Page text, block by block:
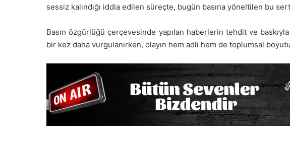
sessiz kalındığı iddia edilen süreçte, bugün basına yöneltilen bu
Basın özgürlüğü çerçevesinde yapılan haberlerin tehdit ve
bir kez daha vurgulanırken, olayın hem adli hem de toplumsal